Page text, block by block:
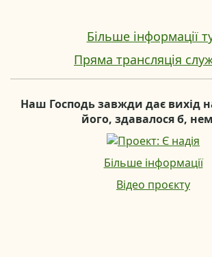
Більше інформації
Пряма трансляція
Наш Господь завжди дає вихід
його, здавалося б,
Більше інформації
Відео проєкту